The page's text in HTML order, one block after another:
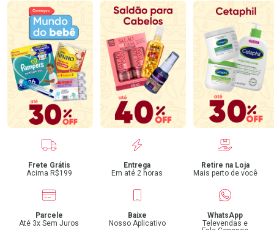
Benefícios
Frete Grátis
Acima R$199
Entrega
Em até 2 horas
Retire na Loja
Mais perto de você
Parcele
Até 3x Sem Juros
Baixe
Nosso Aplicativo
WhatsApp
Televendas e